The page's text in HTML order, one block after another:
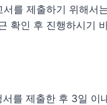
를 제출하기 위해서
확인 후 진행하시기
를 제출한 후 3일 이